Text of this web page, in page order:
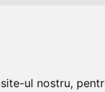
ul nostru,